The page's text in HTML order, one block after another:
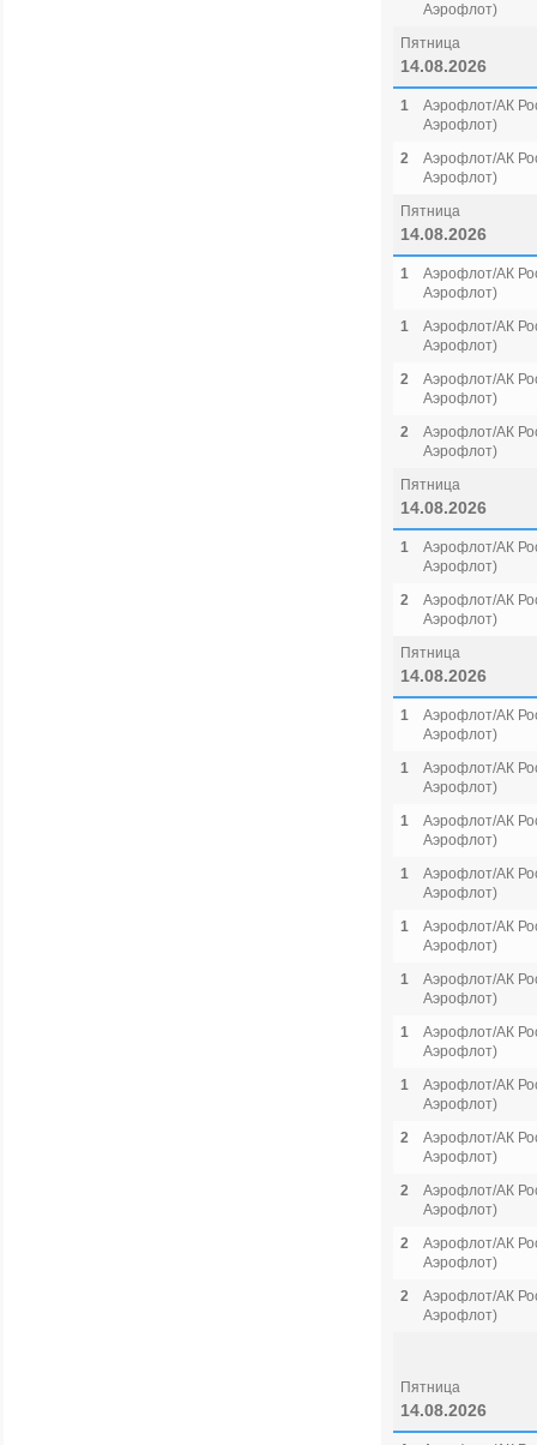
Аэрофлот)
Пятница
14.08.2026
1
Аэрофлот/АК
Аэрофлот)
2
Аэрофлот/АК
Аэрофлот)
Пятница
14.08.2026
1
Аэрофлот/АК
Аэрофлот)
1
Аэрофлот/АК
Аэрофлот)
2
Аэрофлот/АК
Аэрофлот)
2
Аэрофлот/АК
Аэрофлот)
Пятница
14.08.2026
1
Аэрофлот/АК
Аэрофлот)
2
Аэрофлот/АК
Аэрофлот)
Пятница
14.08.2026
1
Аэрофлот/АК
Аэрофлот)
1
Аэрофлот/АК
Аэрофлот)
1
Аэрофлот/АК
Аэрофлот)
1
Аэрофлот/АК
Аэрофлот)
1
Аэрофлот/АК
Аэрофлот)
1
Аэрофлот/АК
Аэрофлот)
1
Аэрофлот/АК
Аэрофлот)
1
Аэрофлот/АК
Аэрофлот)
2
Аэрофлот/АК
Аэрофлот)
2
Аэрофлот/АК
Аэрофлот)
2
Аэрофлот/АК
Аэрофлот)
2
Аэрофлот/АК
Аэрофлот)
Пятница
14.08.2026